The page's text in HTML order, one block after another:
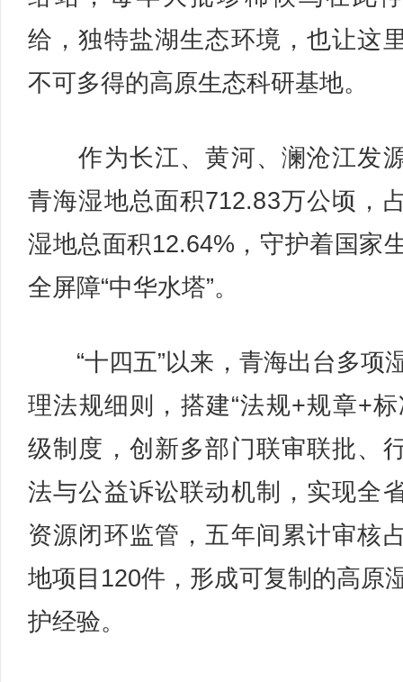
给，独特盐湖生态环境，也让这
不可多得的高原生态科研基地。
作为长江、黄河、澜沧江发
青海湿地总面积712.83万公顷，
湿地总面积12.64%，守护着国家
全屏障“中华水塔”。
“十四五”以来，青海出台多项
理法规细则，搭建“法规+规章+标
级制度，创新多部门联审联批、
法与公益诉讼联动机制，实现全
资源闭环监管，五年间累计审核
地项目120件，形成可复制的高原
护经验。